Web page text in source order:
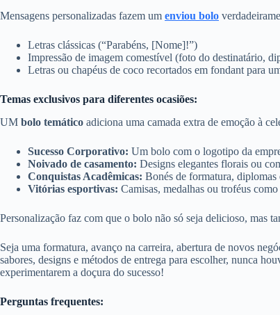
Mensagens personalizadas fazem um enviou bolo
Letras clássicas (“Parabéns, [Nome]!”)
Impressão de imagem comestível (foto do destinatário,
Letras ou chapéus de coco recortados em fondant para
Temas exclusivos para diferentes ocasiões:
UM bolo temático adiciona uma camada extra de emoção à
Sucesso Corporativo: Um bolo com o logotipo da
Noivado de casamento: Designs elegantes florais ou
Conquistas Acadêmicas: Bonés de formatura,
Vitórias esportivas: Camisas, medalhas ou troféus
Personalização faz com que o bolo não só seja delicioso, mas
Seja uma formatura, avanço na carreira, abertura de novos
sabores, designs e métodos de entrega para escolher, nunca
experimentarem a doçura do sucesso!
Perguntas frequentes: